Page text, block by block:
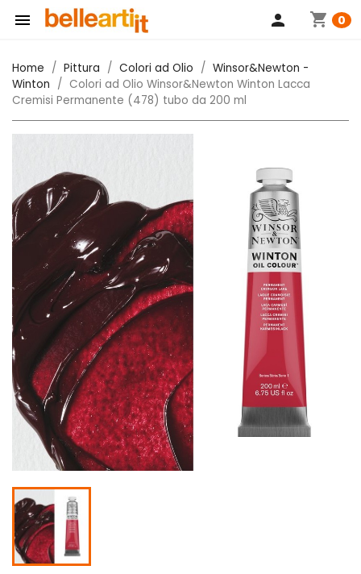
 shopping_cart 0
person
Home Pittura Colori ad Olio
Winsor&Newton -
Winton
Colori ad Olio Winsor&Newton Winton Lacca
Cremisi Permanente (478) tubo da 200 ml